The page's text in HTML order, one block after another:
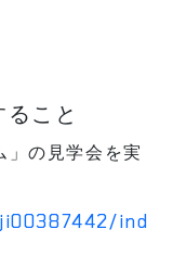
こと
」の見学会を実
ind